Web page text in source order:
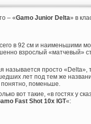
– «Gamo Junior Delta» в
в 92 см и наименьшими
взрослый «матчевый»
называется просто
лет под тем же
поменьше.
вот такие, «в гостях у
Fast Shot 10x IGT«: